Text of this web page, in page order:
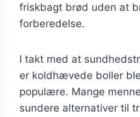
friskbagt brød uden at
forberedelse.
I takt med at
er koldhævede boller
populære. Mange
sundere alternativer til